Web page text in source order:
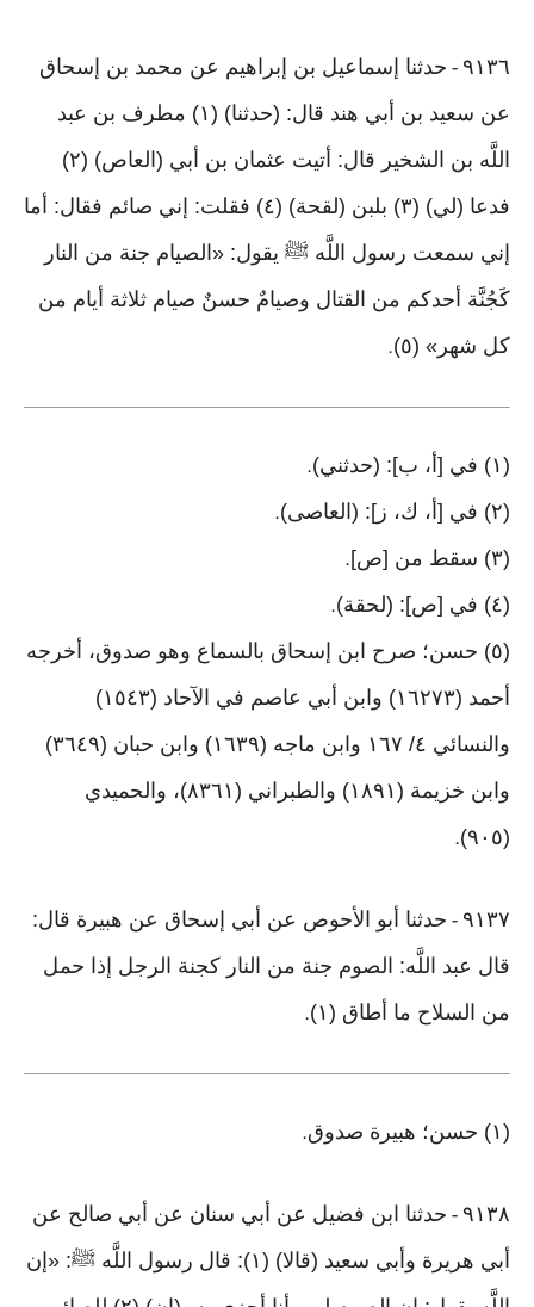
٩١٣٦ - حدثنا إسماعيل بن إبراهيم عن محمد بن إسحاق
عن سعيد بن أبي هند قال: (حدثنا) (١) مطرف بن عبد
اللَّه بن الشخير قال: أتيت عثمان بن أبي (العاص) (٢)
فدعا (لي) (٣) بلبن (لقحة) (٤) فقلت: إني صائم فقال: أما
إني سمعت رسول اللَّه ﷺ يقول: «الصيام جنة من النار
كَجُنَّة أحدكم من القتال وصيامٌ حسنٌ صيام ثلاثة أيام من
كل شهر» (٥)
.
(١) في [أ، ب]: (حدثني) .
(٢) في [أ، ك، ز]: (العاصى) .
(٣) سقط من [ص] .
(٤) في [ص]: (لحقة) .
(٥) حسن؛ صرح ابن إسحاق بالسماع وهو صدوق، أخرجه
أحمد (١٦٢٧٣) وابن أبي عاصم في الآحاد (١٥٤٣)
والنسائي ٤/ ١٦٧ وابن ماجه (١٦٣٩) وابن حبان (٣٦٤٩)
وابن خزيمة (١٨٩١) والطبراني (٨٣٦١)، والحميدي
(٩٠٥)
.
٩١٣٧ - حدثنا أبو الأحوص عن أبي إسحاق عن هبيرة قال:
قال عبد اللَّه: الصوم جنة من النار كجنة الرجل إذا حمل
من السلاح ما أطاق (١)
.
(١) حسن؛ هبيرة صدوق .
٩١٣٨ - حدثنا ابن فضيل عن أبي سنان عن أبي صالح عن
أبي هريرة وأبي سعيد (قالا) (١): قال رسول اللَّه ﷺ: «إن